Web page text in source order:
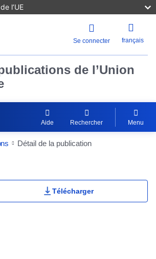
l’UE
Se connecter français
de l’Union
Aide Rechercher Menu
Détail de la publication
Actions Portlet
Télécharger